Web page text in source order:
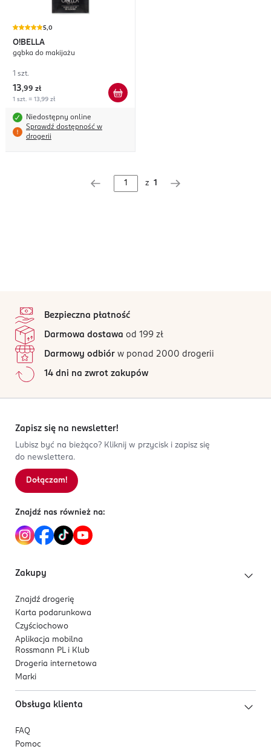
5,0
O!BELLA
gąbka do makijażu
1 szt.
13,99 zł
1 szt. = 13,99 zł
Niedostępny online
Sprawdź dostępność w
drogerii
z 1
Bezpieczna płatność
Darmowa dostawa od 199 zł
Darmowy odbiór w ponad 2000 drogerii
14 dni na zwrot zakupów
Zapisz się na newsletter!
Lubisz być na bieżąco? Kliknij w przycisk i zapisz się
do newslettera.
Dołączam!
Znajdź nas również na:
Zakupy
Znajdź drogerię
Karta podarunkowa
Czyściochowo
Aplikacja mobilna
Rossmann PL i Klub
Drogeria internetowa
Marki
Obsługa klienta
FAQ
Pomoc